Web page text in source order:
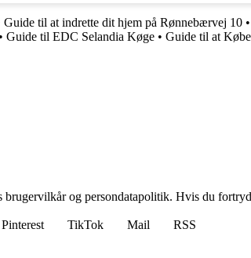
Guide til at indrette dit hjem på Rønnebærvej 10 •
• Guide til EDC Selandia Køge • Guide til at
brugervilkår og persondatapolitik. Hvis du
Pinterest TikTok Mail
RSS